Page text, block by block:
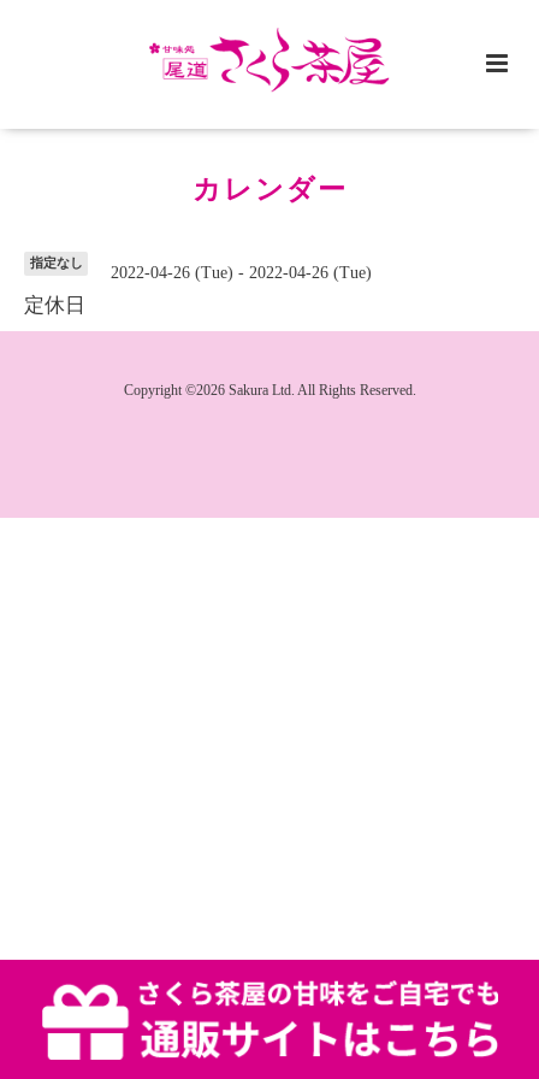
カレンダー
指定なし
2022-04-26 (Tue) - 2022-04-26 (Tue)
定休日
Copyright ©2026 Sakura Ltd. All Rights Reserved.